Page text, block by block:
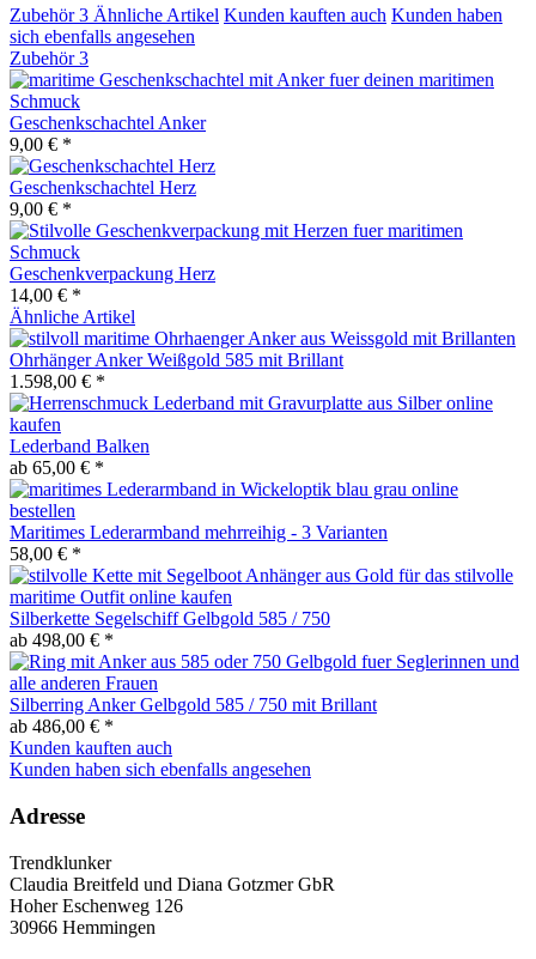
Zubehör3 Ähnliche Artikel Kunden kauften auch Kunden haben
sich ebenfalls angesehen
Zubehör3
Geschenkschachtel Anker
9,00 € *
Geschenkschachtel Herz
9,00 € *
Geschenkverpackung Herz
14,00 € *
Ähnliche Artikel
Ohrhänger Anker Weißgold 585 mit Brillant
1.598,00 € *
Lederband Balken
ab 65,00 € *
Maritimes Lederarmband mehrreihig - 3 Varianten
58,00 € *
Silberkette Segelschiff Gelbgold 585 / 750
ab 498,00 € *
Silberring Anker Gelbgold 585 / 750 mit Brillant
ab 486,00 € *
Kunden kauften auch
Kunden haben sich ebenfalls angesehen
Adresse
Trendklunker
Claudia Breitfeld und Diana Gotzmer GbR
Hoher Eschenweg 126
30966 Hemmingen